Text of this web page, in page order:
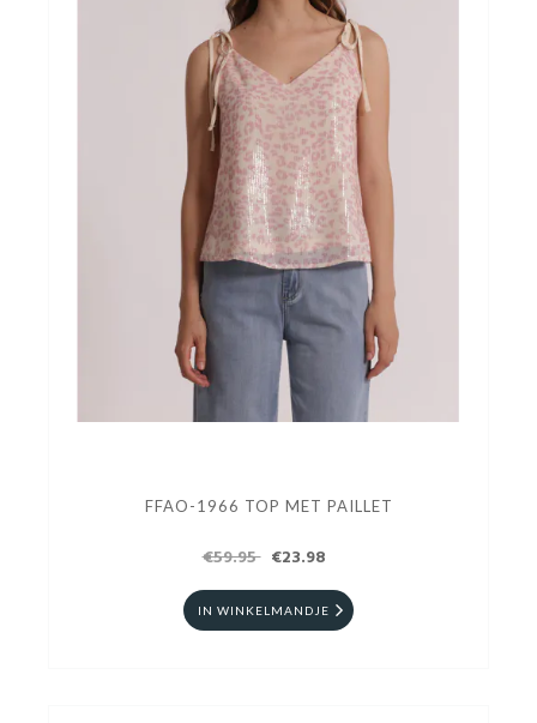
FFAO-1966 TOP MET PAILLET
€59.95 €23.98
IN WINKELMANDJE